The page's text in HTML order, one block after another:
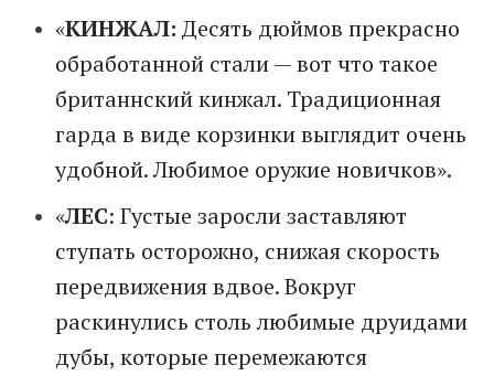
«КИНЖАЛ:Десять дюймов прекрасно
обработанной стали — вот что такое
британнский кинжал. Традиционная
гарда в виде корзинки выглядит очень
удобной. Любимое оружие новичков».
«ЛЕС: Густые заросли заставляют
ступать осторожно, снижая скорость
передвижения вдвое. Вокруг
раскинулись столь любимые друидами
дубы, которые перемежаются